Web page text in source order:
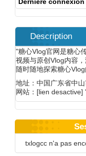
Description
"糖心Vlog官网是糖心
视频与原创Vlog内容
随时随地探索糖心Vlog
地址：中国广东省中
网站：[lien desactive]
txlogcc n'a pas